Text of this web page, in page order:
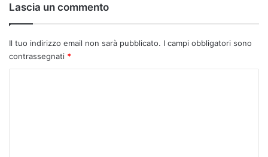
Lascia un commento
Il tuo indirizzo email non sarà pubblicato. I campi obbligatori sono
contrassegnati *